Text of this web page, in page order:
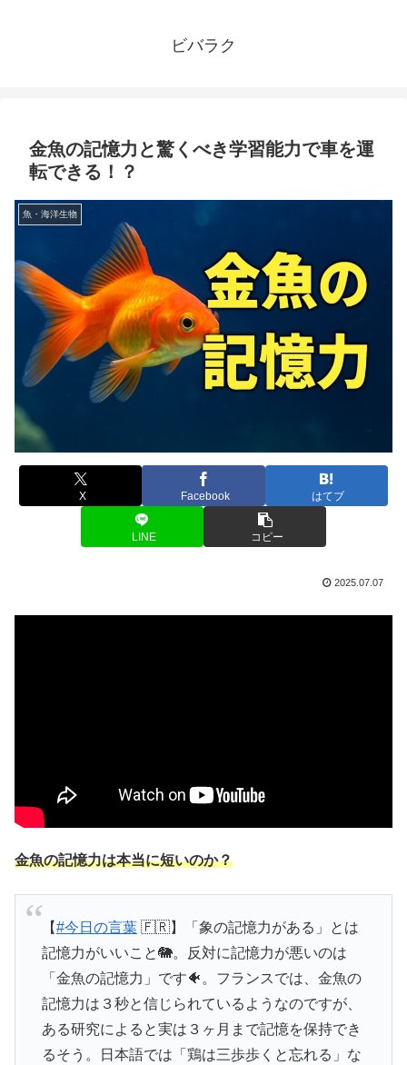
ビバラク
金魚の記憶力と驚くべき学習能力で車を運
転できる！？
魚・海洋生物
X Facebook はてブ
LINE コピー
2025.07.07
金魚の記憶力は本当に短いのか？
【#今日の言葉🇫🇷】「象の記憶力がある」とは
記憶力がいいこと🐘。反対に記憶力が悪いのは
「金魚の記憶力」です🐠。フランスでは、金魚の
記憶力は３秒と信じられているようなのですが、
ある研究によると実は３ヶ月まで記憶を保持でき
るそう。日本語では「鶏は三歩歩くと忘れる」な